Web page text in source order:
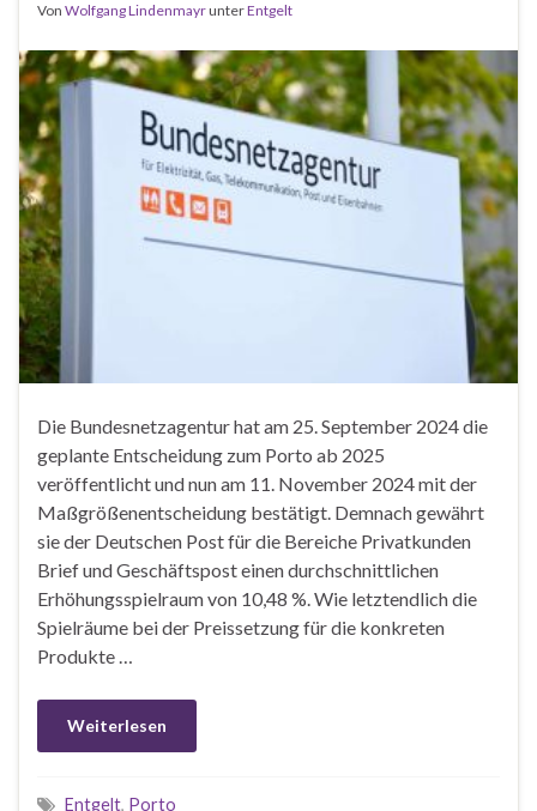
Von Wolfgang LindenmayrunterEntgelt
Die Bundesnetzagentur hat am 25. September 2024 die
geplante Entscheidung zum Porto ab 2025
veröffentlicht und nun am 11. November 2024 mit der
Maßgrößenentscheidung bestätigt. Demnach gewährt
sie der Deutschen Post für die Bereiche Privatkunden
Brief und Geschäftspost einen durchschnittlichen
Erhöhungsspielraum von 10,48 %. Wie letztendlich die
Spielräume bei der Preissetzung für die konkreten
Produkte …
Weiterlesen
Entgelt, Porto